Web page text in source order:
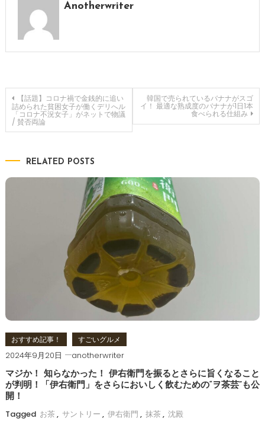
Anotherwriter
投
稿
ビ
ン
【話題】コロナ禍で金銭的に追い
詰められた貧困女子が働くデリへル
「コロナ不況女子」がネットで物議
/ 賛否両論
韓国で売られているバナナがスゴ
イ！ 最適な熟成度のバナナが1日1本
食べられる仕組み
RELATED POSTS
おすすめ記事！ すごいグルメ
2024年9月20日 anotherwriter
マジか！ 知らなかった！ 伊右衛門を振るとさらに旨くなること
が判明！「伊右衛門」をさらにおいしく飲むための“ヲ茶芸”も公
開！
Tagged お茶 , サントリー , 伊右衛門 , 抹茶 , 沈殿